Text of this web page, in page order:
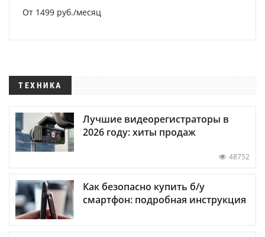
От 1499 руб./месяц
ТЕХНИКА
Лучшие видеорегистраторы в
2026 году: хиты продаж
48752
Как безопасно купить б/у
смартфон: подробная инструкция